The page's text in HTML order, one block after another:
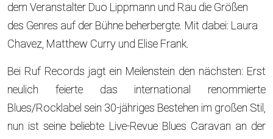
dem Veranstalter Duo Lippmann und Rau die Größen
des Genres auf der Bühne beherbergte. Mit dabei: Laura
Chavez, Matthew Curry und Elise Frank.
Bei Ruf Records jagt ein Meilenstein den nächsten: Erst
neulich feierte das international renommierte
Blues/Rocklabel sein 30-jähriges Bestehen im großen Stil,
nun ist seine beliebte Live-Revue Blues Caravan an der